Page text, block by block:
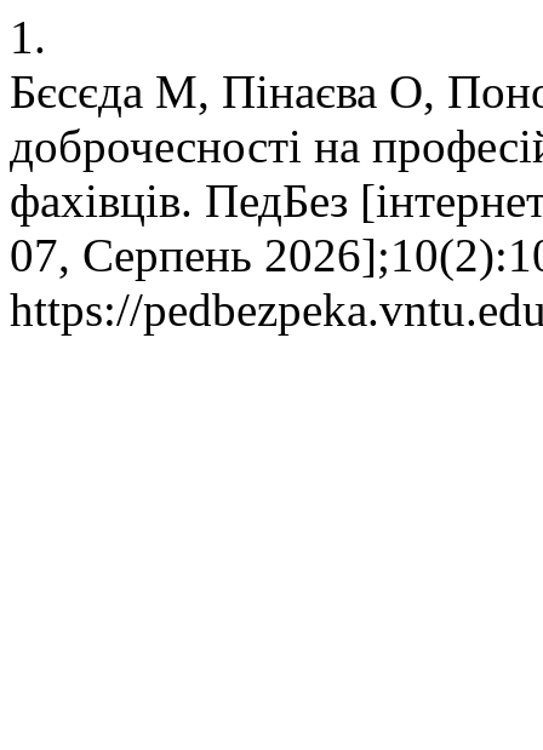
1.
Бєсєда М, Пінаєва О,
доброчесності на
фахівців. ПедБез
07, Серпень
https://